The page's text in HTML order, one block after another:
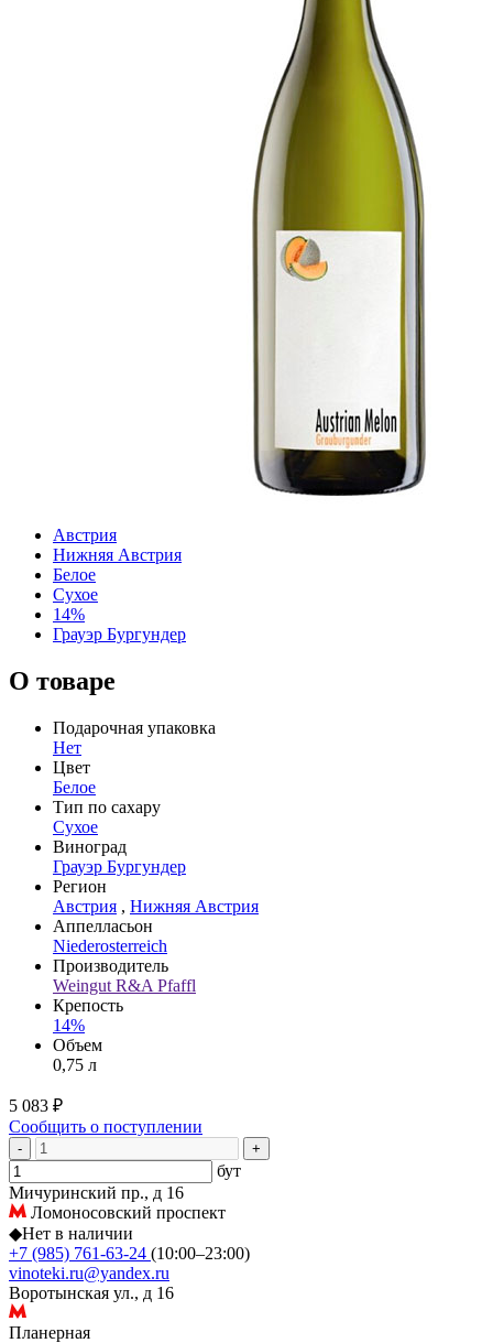
Австрия
Нижняя Австрия
Белое
Сухое
14%
Грауэр Бургундер
О товаре
Подарочная упаковка
Нет
Цвет
Белое
Тип по сахару
Сухое
Виноград
Грауэр Бургундер
Регион
Австрия , Нижняя Австрия
Аппелласьон
Niederosterreich
Производитель
Weingut R&A Pfaffl
Крепость
14%
Объем
0,75 л
5 083 ₽
Сообщить о поступлении
- +
бут
Мичуринский пр., д 16
Ломоносовский проспект
◆Нет в наличии
+7 (985) 761-63-24 (10:00–23:00)
vinoteki.ru@yandex.ru
Воротынская ул., д 16
Планерная